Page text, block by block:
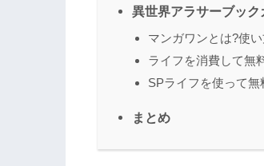
異世界アラサーブッ
マンガワンとは?使
ライフを消費して無
SPライフを使って無
まとめ